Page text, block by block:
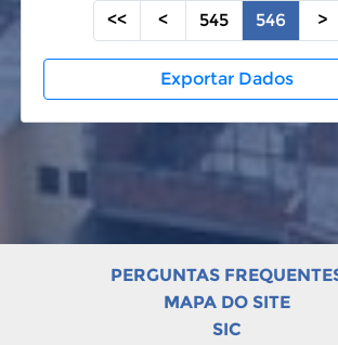
<< < 545 546 >
Exportar Dados
PERGUNTAS
MAPA DO SITE
SIC